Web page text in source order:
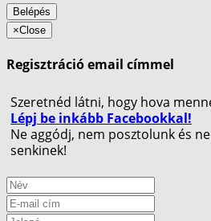
Belépés
×Close
Regisztráció email címmel
Szeretnéd látni, hogy hova
Lépj be inkább Facebookkal!
Ne aggódj, nem posztolunk és
senkinek!